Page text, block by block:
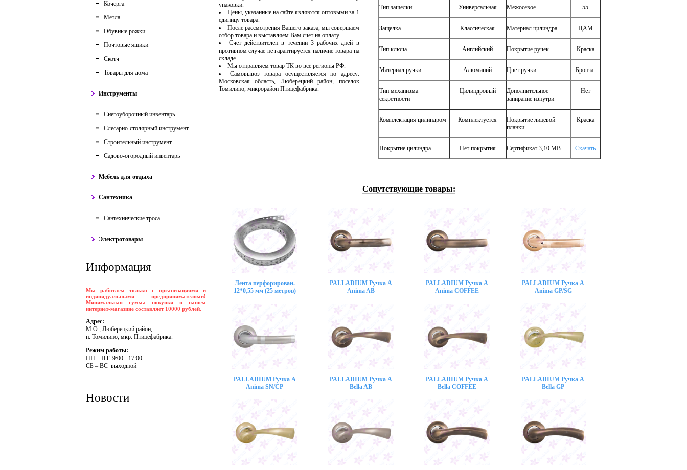
Кочерга
Метла
Обувные рожки
Почтовые ящики
Скотч
Товары для дома
Инструменты
Снегоуборочный инвентарь
Слесарно-столярный инструмент
Строительный инструмент
Садово-огородный инвентарь
Мебель для отдыха
Сантехника
Сантехнические троса
Электротовары
Информация
Мы работаем только с организациями и
индивидуальными предпринимателями!
Минимальная сумма покупки в нашем
интернет-магазине составляет 10000 рублей.
Адрес:
М.О., Люберецкий район,
п. Томилино, мкр. Птицефабрика.
Режим работы:
ПH – ПT 9:00 - 17:00
CБ – BC выходной
Новости
упаковки.
Цены, указанные на сайте являются оптовыми за 1
единицу товара.
После рассмотрения Вашего заказа, мы совершаем
отбор товара и выставляем Вам счет на оплату.
Счет действителен в течении 3 рабочих дней в
противном случае не гарантируется наличие товара на
складе.
Мы отправляем товар ТК во все регионы РФ.
Самовывоз товара осуществляется по адресу:
Московская область, Люберецкий район, поселок
Томилино, микрорайон Птицефабрика.
Тип защелки Универсальная Межосевое 55
Защелка Классическая Материал цилиндра ЦАМ
Тип ключа Английский Покрытие ручек Краска
Материал ручки Алюминий Цвет ручки Бронза
Тип механизма
секретности
Цилиндровый
Дополнительное
запирание изнутри
Нет
Комплектация цилиндром Комплектуется
Покрытие лицевой
планки
Краска
Покрытие цилиндра Нет покрытия Сертификат 3,10 MB Скачать
Сопутствующие товары:
Лента перфорирован.
12*0,55 мм (25 метров)
PALLADIUM Ручка A
Anima AB
PALLADIUM Ручка A
Anima COFFEE
PALLADIUM Ручка A
Anima GP/SG
PALLADIUM Ручка A
Anima SN/CP
PALLADIUM Ручка A
Bella AB
PALLADIUM Ручка A
Bella COFFEE
PALLADIUM Ручка A
Bella GP